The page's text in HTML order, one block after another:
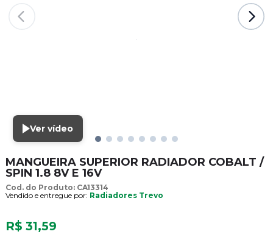
Ver vídeo
MANGUEIRA SUPERIOR RADIADOR COBALT /
SPIN 1.8 8V E 16V
Cod. do Produto: CA13314
Vendido e entregue por: Radiadores Trevo
R$ 31,59